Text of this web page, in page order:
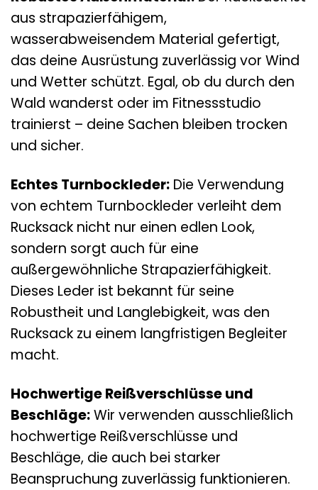
aus strapazierfähigem,
wasserabweisendem Material gefertigt,
das deine Ausrüstung zuverlässig vor Wind
und Wetter schützt. Egal, ob du durch den
Wald wanderst oder im Fitnessstudio
trainierst – deine Sachen bleiben trocken
und sicher.
Echtes Turnbockleder: Die Verwendung
von echtem Turnbockleder verleiht dem
Rucksack nicht nur einen edlen Look,
sondern sorgt auch für eine
außergewöhnliche Strapazierfähigkeit.
Dieses Leder ist bekannt für seine
Robustheit und Langlebigkeit, was den
Rucksack zu einem langfristigen Begleiter
macht.
Hochwertige Reißverschlüsse und
Beschläge:Wir verwenden ausschließlich
hochwertige Reißverschlüsse und
Beschläge, die auch bei starker
Beanspruchung zuverlässig funktionieren.